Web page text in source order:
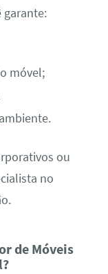
garante:
móvel;
ou
no
de Móveis